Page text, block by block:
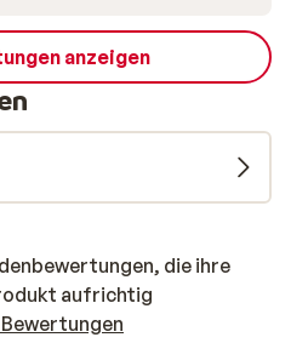
anzeigen
die ihre
aufrichtig